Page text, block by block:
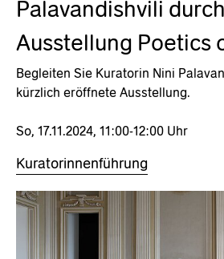
Palavandishvili
Ausstellung Poetics
Begleiten Sie Kuratorin Nini
kürzlich eröffnete Ausstellung.
So, 17.11.2024, 11:00-12:00 Uhr
Kuratorinnenführung